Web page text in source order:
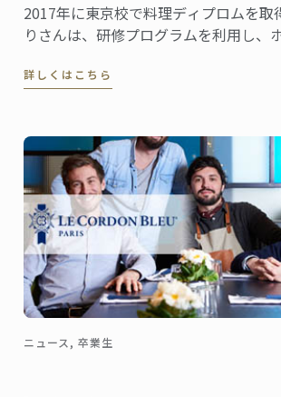
2017年に東京校で料理ディプロムを取
りさんは、研修プログラムを利用し、
ル・エポック/バロン オークラ」で現場
詳しくはこちら
ニュース, 卒業生